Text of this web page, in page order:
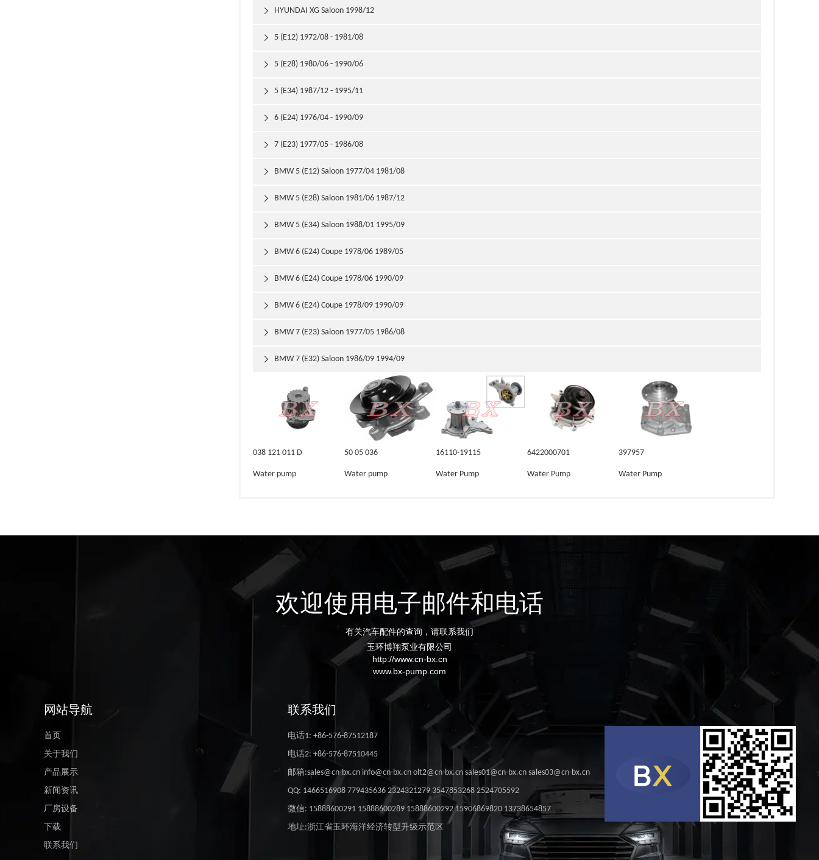
HYUNDAI XG Saloon 1998/12

5 (E12) 1972/08 - 1981/08

5 (E28) 1980/06 - 1990/06

5 (E34) 1987/12 - 1995/11

6 (E24) 1976/04 - 1990/09

7 (E23) 1977/05 - 1986/08

BMW 5 (E12) Saloon 1977/04 1981/08

BMW 5 (E28) Saloon 1981/06 1987/12

BMW 5 (E34) Saloon 1988/01 1995/09

BMW 6 (E24) Coupe 1978/06 1989/05

BMW 6 (E24) Coupe 1978/06 1990/09

BMW 6 (E24) Coupe 1978/09 1990/09

BMW 7 (E23) Saloon 1977/05 1986/08

BMW 7 (E32) Saloon 1986/09 1994/09

038 121 011 D
Water pump
50 05 036
Water pump
16110-19115
Water Pump
6422000701
Water Pump
397957
Water Pump
欢迎使用电子邮件和电话
有关汽车配件的查询，请联系我们
玉环博翔泵业有限公司
http://www.cn-bx.cn
www.bx-pump.com
网站导航
首页
关于我们
产品展示
新闻资讯
厂房设备
下载
联系我们
联系我们
电话1: +86-576-87512187
电话2: +86-576-87510445
邮箱:sales@cn-bx.cn info@cn-bx.cn olt2@cn-bx.cn sales01@cn-bx.cn sales03@cn-bx.cn
QQ: 1466516908 779435636 2324321279 3547853268 2524705592
微信: 15888600291 15888600289 15888600292 15906869820 13738654857
地址:浙江省玉环海洋经济转型升级示范区